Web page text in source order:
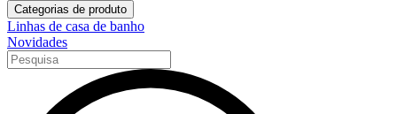
Categorias de produto
Linhas de casa de banho
Novidades